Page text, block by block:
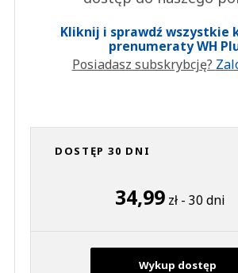
Kliknij i sprawdź wszystkie
prenumeraty WH
Posiadasz subskrybcję?
DOSTĘP 30 DNI
34,99 zł - 30 dni
Wykup dostęp